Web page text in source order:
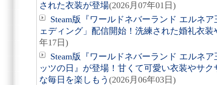
された衣装が登場(2026月07年01日)
Steam版『ワールドネバーランド エルネ
ェディング」配信開始！洗練された婚礼衣
年17日)
Steam版『ワールドネバーランド エルネ
ッツの日』が登場！甘くて可愛い衣装やサ
な毎日を楽しもう (2026月06年03日)